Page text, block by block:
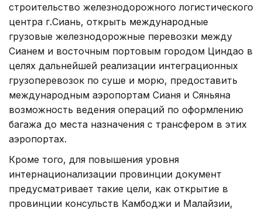
строительство железнодорожного логистического
центра г.Сиань, открыть международные
грузовые железнодорожные перевозки между
Сианем и восточным портовым городом Циндао в
целях дальнейшей реализации интеграционных
грузоперевозок по суше и морю, предоставить
международным аэропортам Сианя и Сяньяна
возможность ведения операций по оформлению
багажа до места назначения с трансфером в этих
аэропортах.
Кроме того, для повышения уровня
интернационализации провинции документ
предусматривает такие цели, как открытие в
провинции консульств Камбоджи и Малайзии,